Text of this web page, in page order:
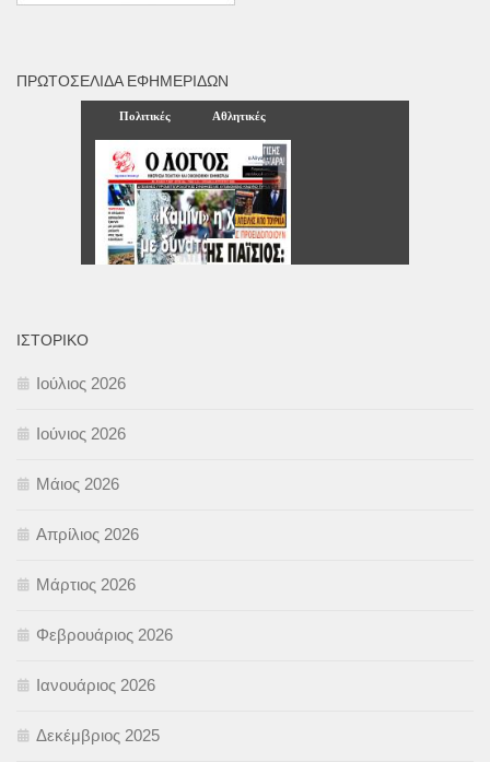
ΠΡΩΤΟΣΈΛΙΔΑ ΕΦΗΜΕΡΊΔΩΝ
ΙΣΤΟΡΙΚΌ
Ιούλιος 2026
Ιούνιος 2026
Μάιος 2026
Απρίλιος 2026
Μάρτιος 2026
Φεβρουάριος 2026
Ιανουάριος 2026
Δεκέμβριος 2025